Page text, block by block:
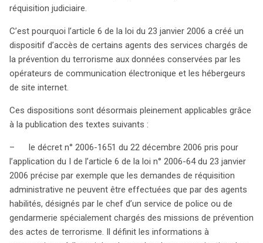
réquisition judiciaire.
C’est pourquoi l’article 6 de la loi du 23 janvier 2006 a créé un
dispositif d’accès de certains agents des services chargés de
la prévention du terrorisme aux données conservées par les
opérateurs de communication électronique et les hébergeurs
de site internet.
Ces dispositions sont désormais pleinement applicables grâce
à la publication des textes suivants :
– le décret n° 2006-1651 du 22 décembre 2006 pris pour
l’application du I de l’article 6 de la loi n° 2006-64 du 23 janvier
2006 précise par exemple que les demandes de réquisition
administrative ne peuvent être effectuées que par des agents
habilités, désignés par le chef d’un service de police ou de
gendarmerie spécialement chargés des missions de prévention
des actes de terrorisme. Il définit les informations à